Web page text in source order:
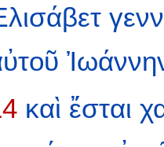
καὶ ἔσται